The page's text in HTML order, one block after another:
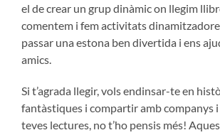
el de crear un grup dinàmic on llegim
comentem i fem activitats
passar una estona ben divertida i ens
amics.
Si t’agrada llegir, vols endinsar-te en
fantàstiques i compartir amb companys
teves lectures, no t’ho pensis més!